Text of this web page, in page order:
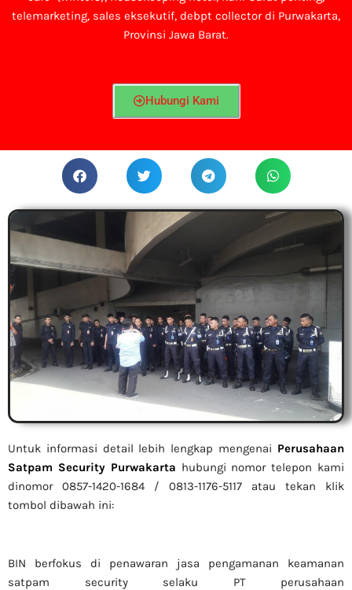
telemarketing, sales eksekutif, debpt collector di Purwakarta,
Provinsi Jawa Barat.
Hubungi Kami
Untuk informasi detail lebih lengkap mengenai Perusahaan
Satpam Security Purwakarta hubungi nomor telepon kami
dinomor 0857-1420-1684 / 0813-1176-5117 atau tekan klik
tombol dibawah ini:
BIN berfokus di penawaran jasa pengamanan keamanan
satpam security selaku PT perusahaan